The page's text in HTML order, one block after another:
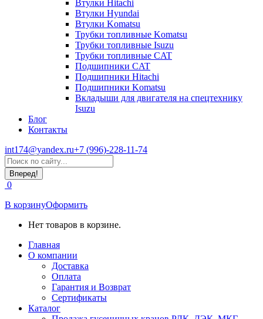
Втулки Hitachi
Втулки Hyundai
Втулки Komatsu
Трубки топливные Komatsu
Трубки топливные Isuzu
Трубки топливные CAT
Подшипники CAT
Подшипники Hitachi
Подшипники Komatsu
Вкладыши для двигателя на спецтехнику
Isuzu
Блог
Контакты
int174@yandex.ru+7 (996)-228-11-74
Страница
WhatsApp
открывается
в
новом
окне
Поиск:
0
В корзинуОформить
Нет товаров в корзине.
Главная
О компании
Доставка
Оплата
Гарантия и Возврат
Сертификаты
Каталог